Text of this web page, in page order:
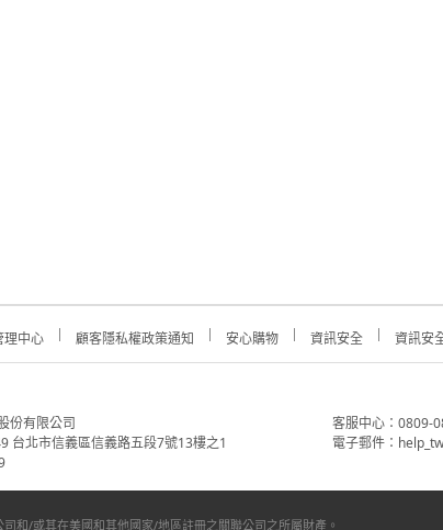
理中心 顧客隱私權政策通知 安心購物 資訊安全 資訊安
份有限公司
台北市信義區信義路五段7號13樓之1
客服中心：0809-
電子郵件：
和/或其在美國和其他國家/地區註冊之關聯公司之所屬財產。